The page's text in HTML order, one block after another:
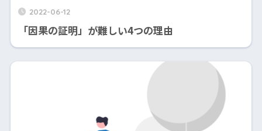
2022-06-12
「因果の証明」が難しい4つの理由